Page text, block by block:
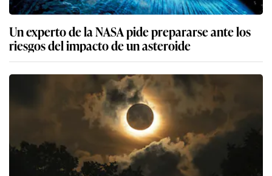
Un experto de la NASA pide prepararse ante los
riesgos del impacto de un asteroide